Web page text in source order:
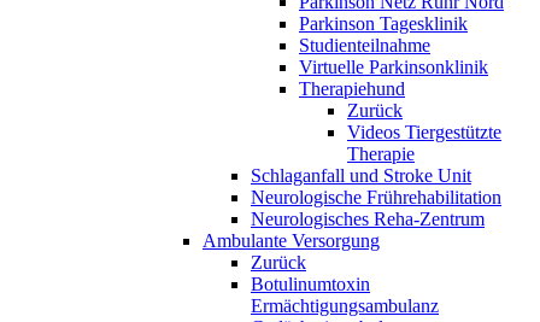
Parkinson Tagesklinik
Studienteilnahme
Virtuelle Parkinsonklinik
Therapiehund
Zurück
Videos Tiergestützte
Therapie
Schlaganfall und Stroke Unit
Neurologische Frührehabilitation
Neurologisches Reha-Zentrum
Ambulante Versorgung
Zurück
Botulinumtoxin
Ermächtigungsambulanz